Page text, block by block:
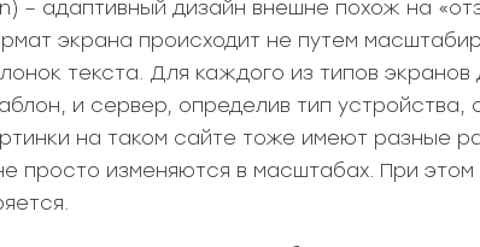
– адаптивный дизайн внешне похож на
экрана происходит не путем
текста. Для каждого из типов экранов
и сервер, определив тип устройства,
на таком сайте тоже имеют разные
просто изменяются в масштабах. При этом